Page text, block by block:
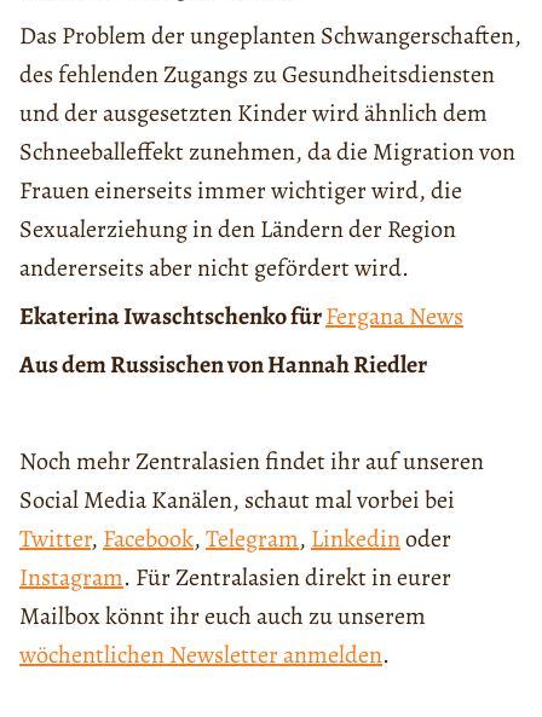
Das Problem der ungeplanten Schwangerschaften,
des fehlenden Zugangs zu Gesundheitsdiensten
und der ausgesetzten Kinder wird ähnlich dem
Schneeballeffekt zunehmen, da die Migration von
Frauen einerseits immer wichtiger wird, die
Sexualerziehung in den Ländern der Region
andererseits aber nicht gefördert wird.
Ekaterina Iwaschtschenko fürFergana News
Aus dem Russischen von Hannah Riedler
Noch mehr Zentralasien findet ihr auf unseren
Social Media Kanälen, schaut mal vorbei bei
Twitter, Facebook,Telegram, Linkedinoder
Instagram. Für Zentralasien direkt in eurer
Mailbox könnt ihr euch auch zu unserem
wöchentlichen Newsletter anmelden.